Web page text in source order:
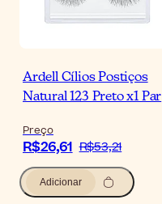
Ardell Cílios Postiços
Natural 123 Preto x1 Par
Preço
R$26,61 R$53,21
Adicionar